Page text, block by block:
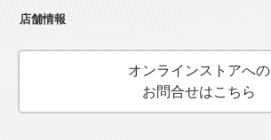
店舗情報
オンラインストアへの
お問合せはこちら